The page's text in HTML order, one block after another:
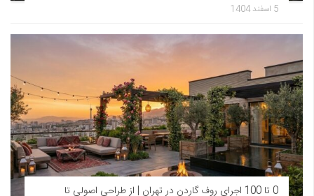
5 اسفند 1404
0 تا 100 اجرای روف گاردن در تهران | از طراحی اصولی تا